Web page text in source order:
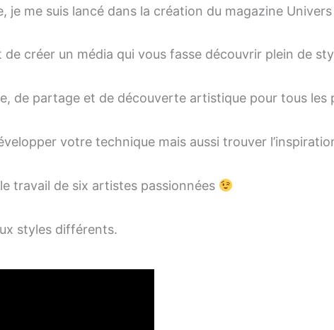
je me suis lancé dans la création du magazine
créer un média qui vous fasse découvrir plein de
de partage et de découverte artistique pour tous les
votre technique mais aussi trouver
travail de six artistes passionnées
styles différents.